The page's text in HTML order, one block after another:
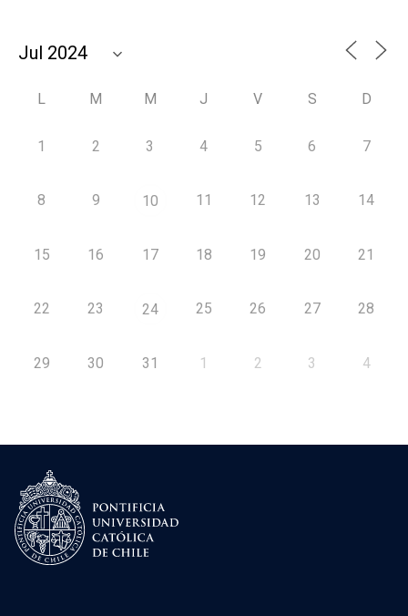
L M M J V S D
1 2 3 4 5 6 7
8 9 10 11 12 13 14
15 16 17 18 19 20 21
22 23 24 25 26 27 28
29 30 31 1 2 3 4